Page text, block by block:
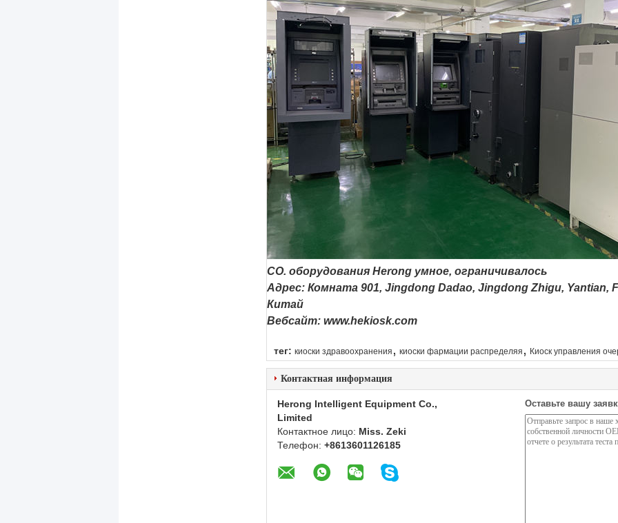
CO. оборудования Herong умное, ограничивалось
Адрес: Комната 901, Jingdong Dadao, Jingdong Zhigu, Yantian,
Китай
Вебсайт: www.hekiosk.com
тег: киоски здравоохранения , киоски фармации распределяя , Киоск управления
Контактная информация
Herong Intelligent Equipment Co.,
Limited
Контактное лицо: Miss. Zeki
Телефон: +8613601126185
Оставьте вашу